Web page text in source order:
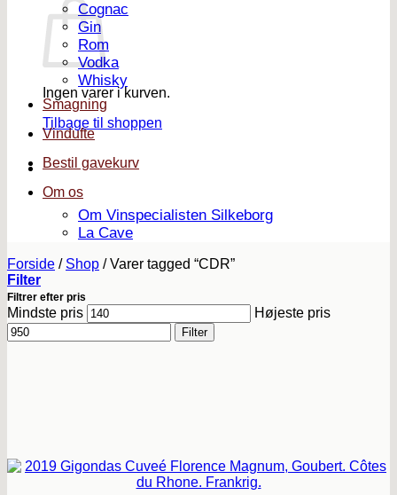
Ingen varer i kurven.
Tilbage til shoppen
Cognac
Gin
Rom
Vodka
Whisky
Smagning
Vindufte
Bestil gavekurv
Om os
Om Vinspecialisten Silkeborg
La Cave
Forside / Shop /Varer tagged “CDR”
Filter
Filtrer efter pris
Mindste pris Højeste pris
Filter